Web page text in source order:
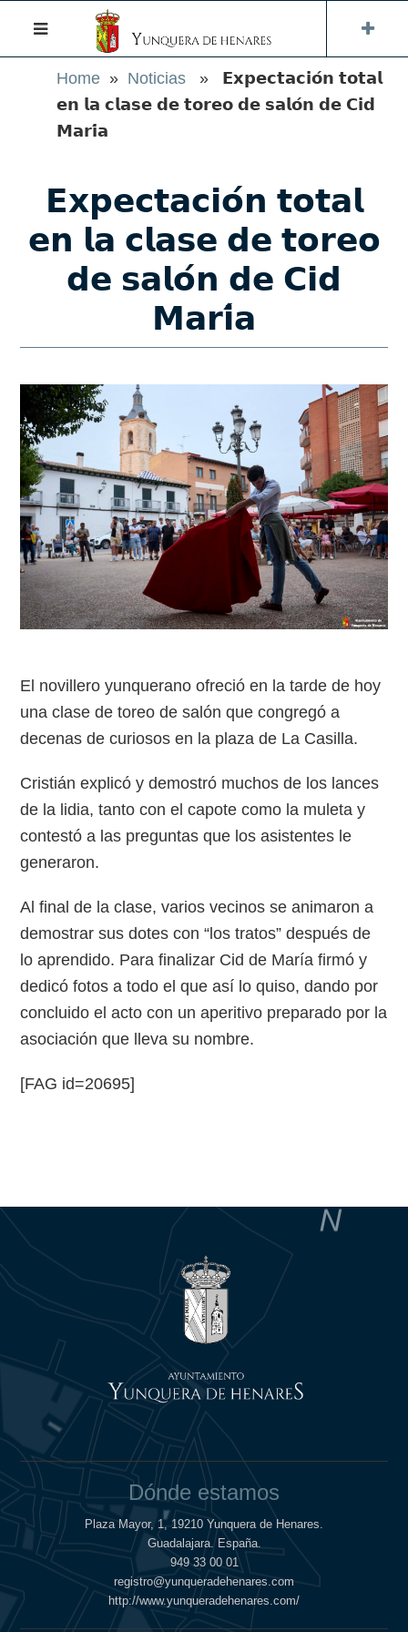
Home » Noticias » 𝗘𝘅𝗽𝗲𝗰𝘁𝗮𝗰𝗶𝗼́𝗻 𝘁𝗼𝘁𝗮𝗹
𝗲𝗻 𝗹𝗮 𝗰𝗹𝗮𝘀𝗲 𝗱𝗲 𝘁𝗼𝗿𝗲𝗼 𝗱𝗲 𝘀𝗮𝗹𝗼́𝗻 𝗱𝗲 𝗖𝗶𝗱
𝗠𝗮𝗿𝗶́𝗮
𝗘𝘅𝗽𝗲𝗰𝘁𝗮𝗰𝗶𝗼́𝗻 𝘁𝗼𝘁𝗮𝗹
𝗲𝗻 𝗹𝗮 𝗰𝗹𝗮𝘀𝗲 𝗱𝗲 𝘁𝗼𝗿𝗲𝗼
𝗱𝗲 𝘀𝗮𝗹𝗼́𝗻 𝗱𝗲 𝗖𝗶𝗱
𝗠𝗮𝗿𝗶́𝗮
El novillero yunquerano ofreció en la tarde de hoy
una clase de toreo de salón que congregó a
decenas de curiosos en la plaza de La Casilla.
Cristián explicó y demostró muchos de los lances
de la lidia, tanto con el capote como la muleta y
contestó a las preguntas que los asistentes le
generaron.
Al final de la clase, varios vecinos se animaron a
demostrar sus dotes con “los tratos” después de
lo aprendido. Para finalizar Cid de María firmó y
dedicó fotos a todo el que así lo quiso, dando por
concluido el acto con un aperitivo preparado por la
asociación que lleva su nombre.
[FAG id=20695]
Dónde estamos
Plaza Mayor, 1, 19210 Yunquera de Henares.
Guadalajara. España.
949 33 00 01
registro@yunqueradehenares.com
http://www.yunqueradehenares.com/